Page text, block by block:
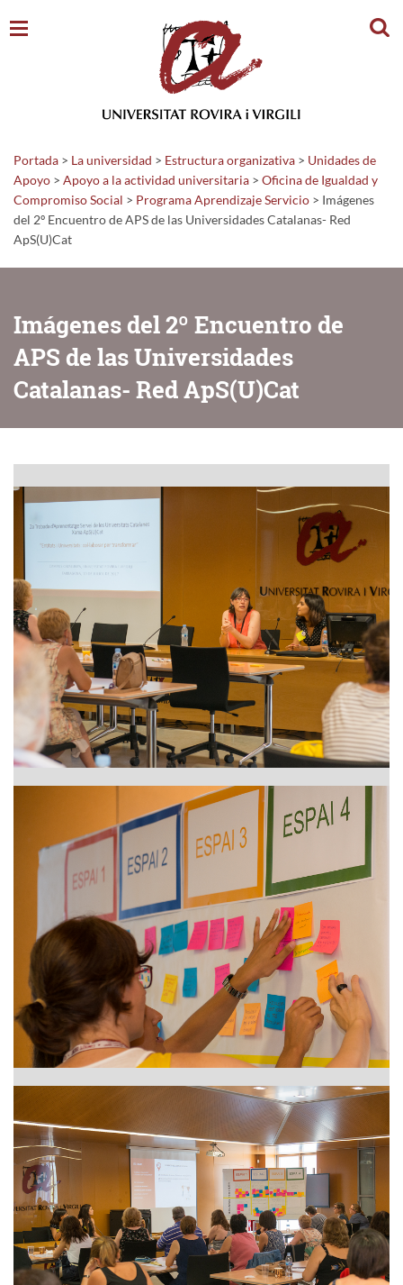
Portada > La universidad > Estructura organizativa > Unidades de
Apoyo > Apoyo a la actividad universitaria > Oficina de Igualdad y
Compromiso Social > Programa Aprendizaje Servicio > Imágenes
del 2º Encuentro de APS de las Universidades Catalanas- Red
ApS(U)Cat
Imágenes del 2º Encuentro de
APS de las Universidades
Catalanas- Red ApS(U)Cat